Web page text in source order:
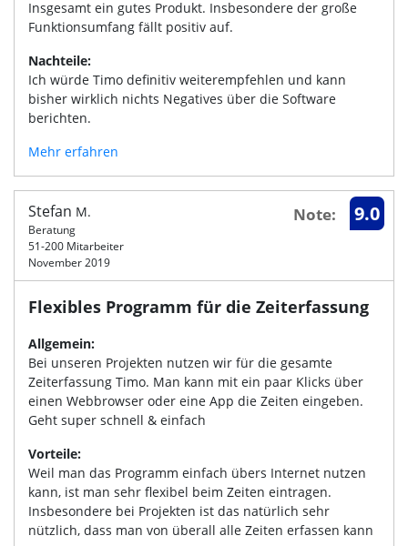
Insgesamt ein gutes Produkt. Insbesondere der große
Funktionsumfang fällt positiv auf.
Nachteile:
Ich würde Timo definitiv weiterempfehlen und kann
bisher wirklich nichts Negatives über die Software
berichten.
Mehr erfahren
Stefan M.
Beratung
51-200 Mitarbeiter
November 2019
Note: 9.0
Flexibles Programm für die Zeiterfassung
Allgemein:
Bei unseren Projekten nutzen wir für die gesamte
Zeiterfassung Timo. Man kann mit ein paar Klicks über
einen Webbrowser oder eine App die Zeiten eingeben.
Geht super schnell & einfach
Vorteile:
Weil man das Programm einfach übers Internet nutzen
kann, ist man sehr flexibel beim Zeiten eintragen.
Insbesondere bei Projekten ist das natürlich sehr
nützlich, dass man von überall alle Zeiten erfassen kann